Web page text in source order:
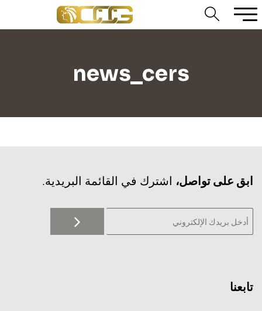
news_cers
‫ابق على تواصل، اشترك في القائمة البريدية.
تابعنا